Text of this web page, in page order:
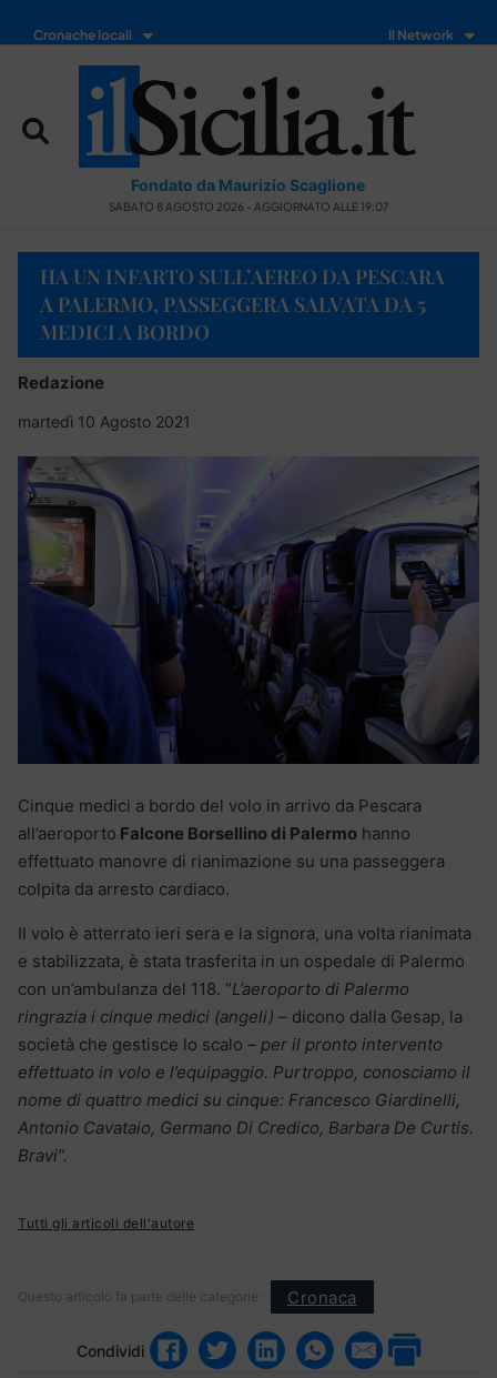
Cronache locali Il Network
Fondato da Maurizio Scaglione
SABATO 8 AGOSTO 2026 - AGGIORNATO ALLE 19:07
HA UN INFARTO SULL’AEREO DA PESCARA
A PALERMO, PASSEGGERA SALVATA DA 5
MEDICI A BORDO
Redazione
martedì 10 Agosto 2021
Cinque medici a bordo del volo in arrivo da Pescara
all’aeroporto Falcone Borsellino di Palermo hanno
effettuato manovre di rianimazione su una passeggera
colpita da arresto cardiaco.
Il volo è atterrato ieri sera e la signora, una volta rianimata
e stabilizzata, è stata trasferita in un ospedale di Palermo
con un’ambulanza del 118. “L’aeroporto di Palermo
ringrazia i cinque medici (angeli) – dicono dalla Gesap, la
società che gestisce lo scalo – per il pronto intervento
effettuato in volo e l’equipaggio. Purtroppo, conosciamo il
nome di quattro medici su cinque: Francesco Giardinelli,
Antonio Cavataio, Germano Di Credico, Barbara De Curtis.
Bravi”.
Tutti gli articoli dell'autore
Questo articolo fa parte delle categorie: Cronaca
Condividi